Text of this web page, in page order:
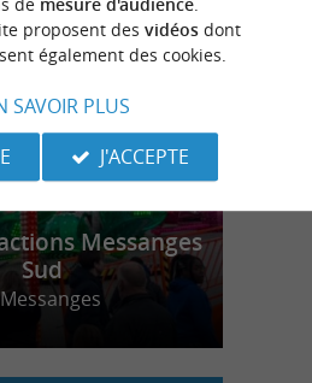
n
o
t
r
e
c
o
u
p
d
e
c
o
e
u
r
Messanges
Sud
proposent des vidéosdont
également des cookies.
SAVOIR PLUS
J'ACCEPTE